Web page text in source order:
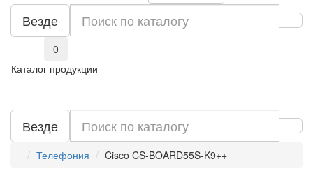
Везде
0
Каталог продукции
Везде
Телефония Cisco CS-BOARD55S-K9++